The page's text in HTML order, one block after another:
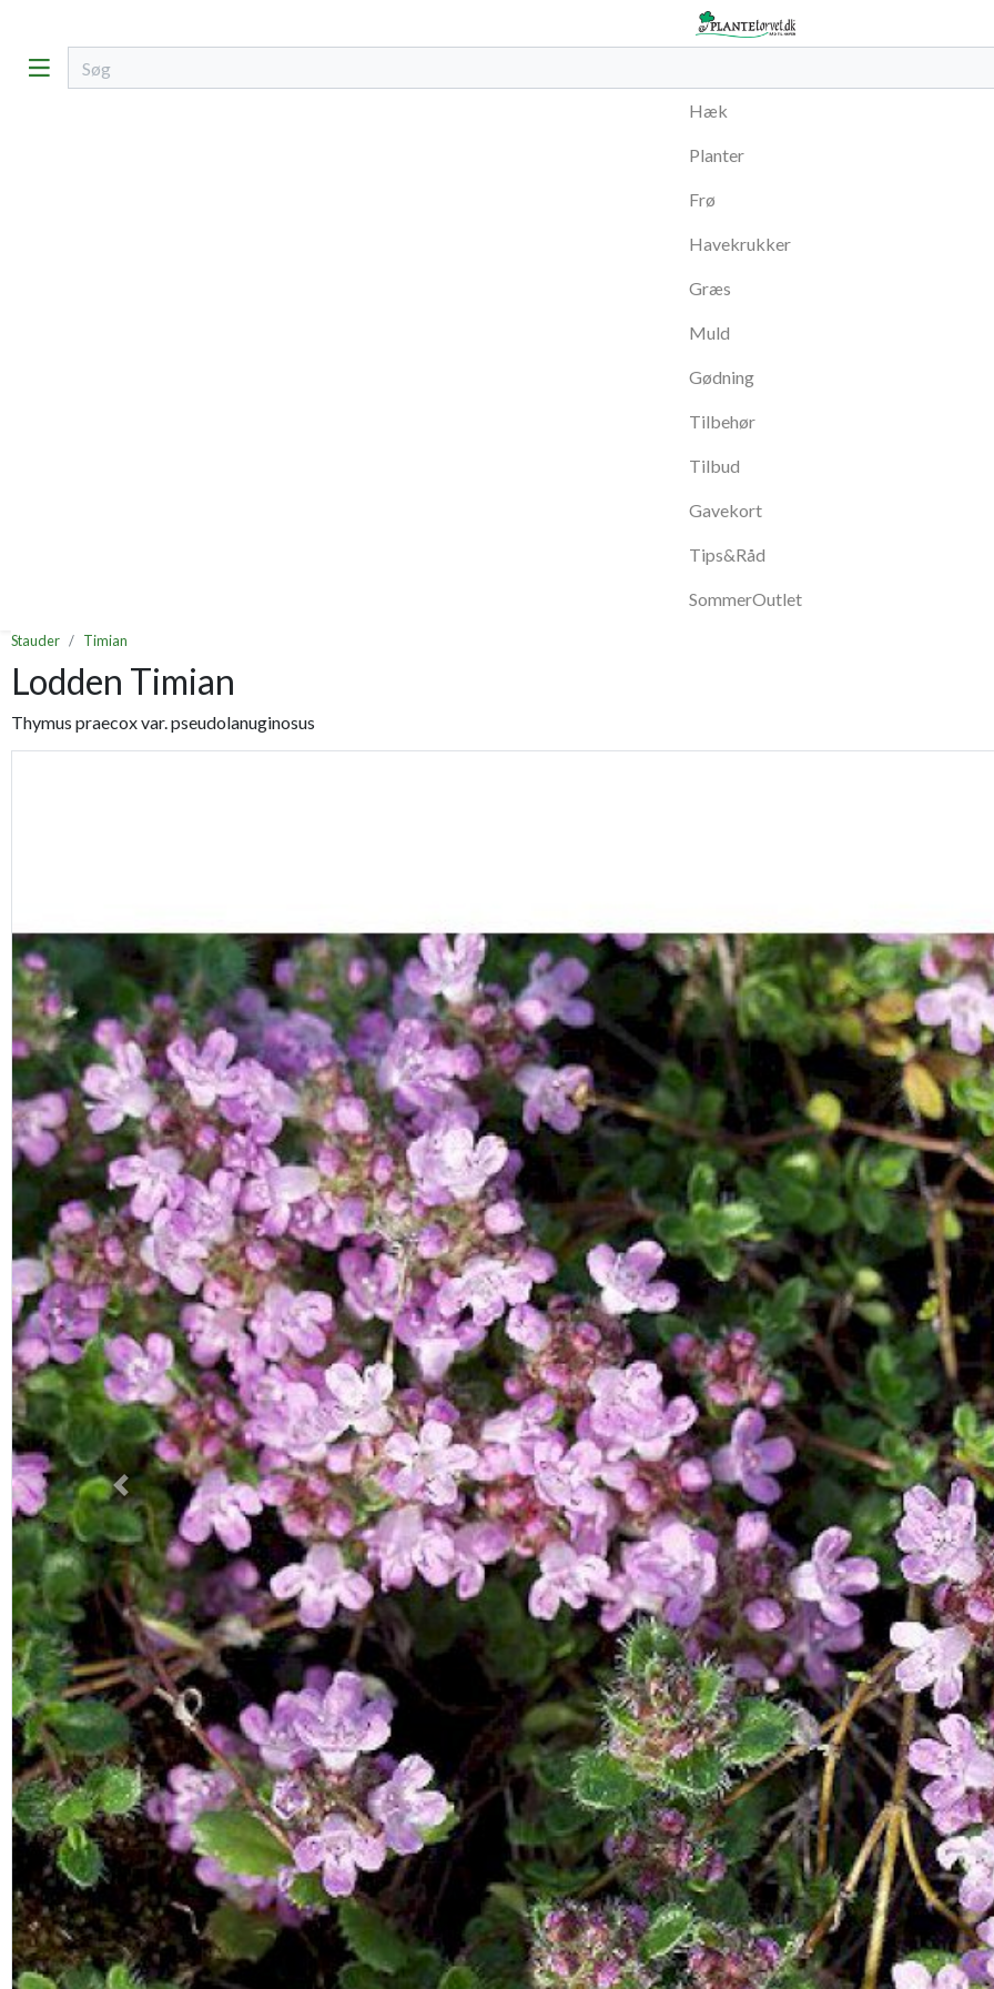
Hæk
Planter
Frø
Havekrukker
Græs
Muld
Gødning
Tilbehør
Tilbud
Gavekort
Tips&Råd
SommerOutlet
Stauder Timian
Lodden Timian
Thymus praecox var. pseudolanuginosus
Previous